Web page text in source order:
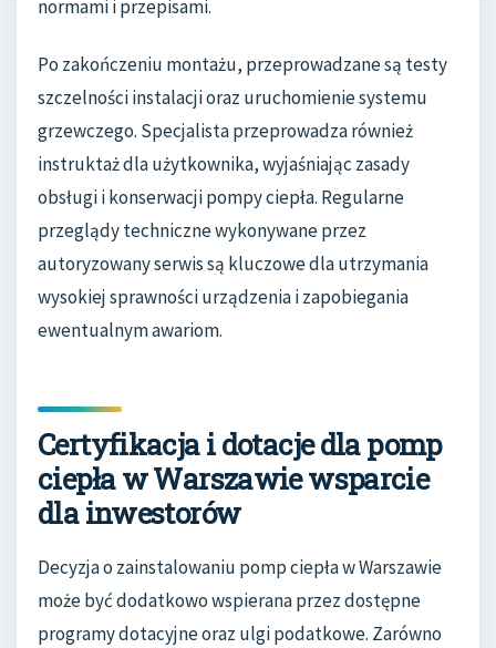
normami i przepisami.
Po zakończeniu montażu, przeprowadzane są testy
szczelności instalacji oraz uruchomienie systemu
grzewczego. Specjalista przeprowadza również
instruktaż dla użytkownika, wyjaśniając zasady
obsługi i konserwacji pompy ciepła. Regularne
przeglądy techniczne wykonywane przez
autoryzowany serwis są kluczowe dla utrzymania
wysokiej sprawności urządzenia i zapobiegania
ewentualnym awariom.
Certyfikacja i dotacje dla pomp
ciepła w Warszawie wsparcie
dla inwestorów
Decyzja o zainstalowaniu pomp ciepła w Warszawie
może być dodatkowo wspierana przez dostępne
programy dotacyjne oraz ulgi podatkowe. Zarówno